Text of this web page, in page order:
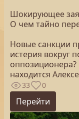
Шокирующее
О чем тайно
Новые санкции
истерия вокруг
оппозиционера?
находится
33 0
Перейти